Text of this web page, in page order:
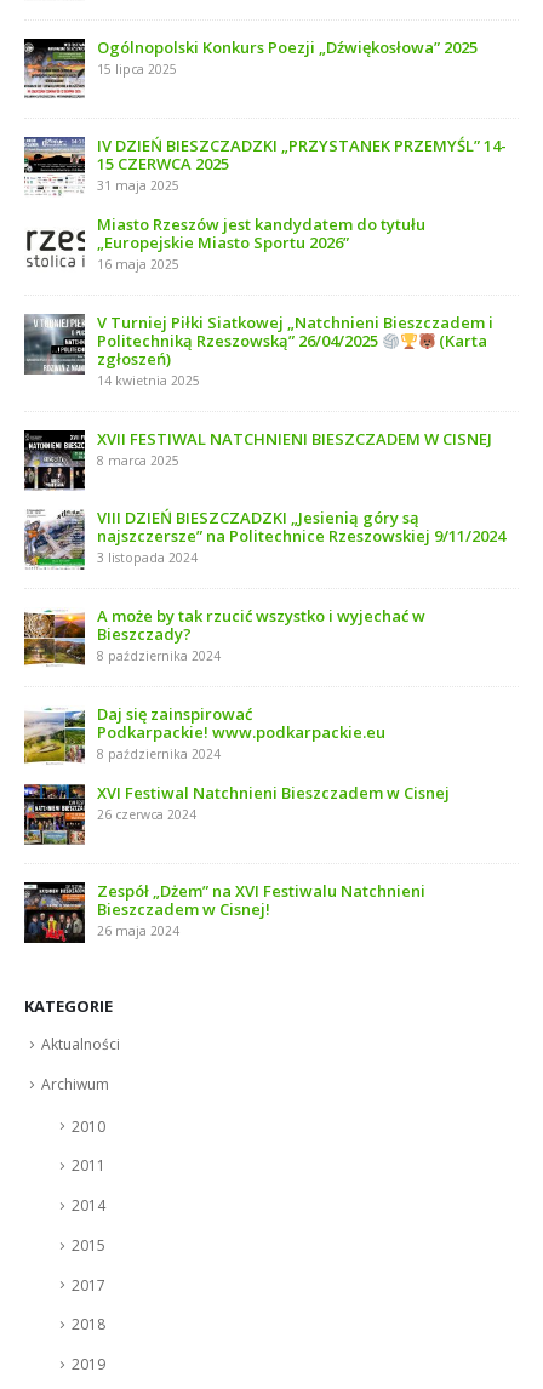
Ogólnopolski Konkurs Poezji „Dźwiękosłowa” 2025
15 lipca 2025
IV DZIEŃ BIESZCZADZKI „PRZYSTANEK PRZEMYŚL” 14-
15 CZERWCA 2025
31 maja 2025
Miasto Rzeszów jest kandydatem do tytułu
„Europejskie Miasto Sportu 2026”
16 maja 2025
V Turniej Piłki Siatkowej „Natchnieni Bieszczadem i
Politechniką Rzeszowską” 26/04/2025
(Karta
zgłoszeń)
14 kwietnia 2025
XVII FESTIWAL NATCHNIENI BIESZCZADEM W CISNEJ
8 marca 2025
VIII DZIEŃ BIESZCZADZKI „Jesienią góry są
najszczersze” na Politechnice Rzeszowskiej 9/11/2024
3 listopada 2024
A może by tak rzucić wszystko i wyjechać w
Bieszczady?
8 października 2024
Daj się zainspirować
Podkarpackie! www.podkarpackie.eu
8 października 2024
XVI Festiwal Natchnieni Bieszczadem w Cisnej
26 czerwca 2024
Zespół „Dżem” na XVI Festiwalu Natchnieni
Bieszczadem w Cisnej!
26 maja 2024
KATEGORIE
Aktualności
Archiwum
2010
2011
2014
2015
2017
2018
2019